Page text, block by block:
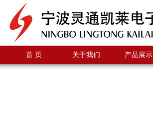
首 页 关于我们 产品展示